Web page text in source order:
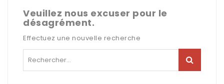
Veuillez nous excuser pour le
désagrément.
Effectuez une nouvelle recherche